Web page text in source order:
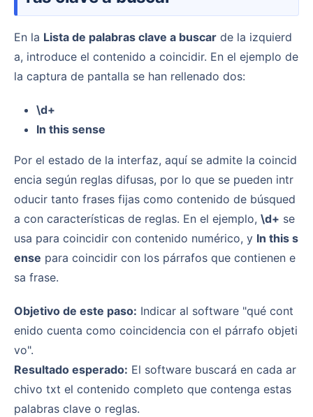
En la Lista de palabras clave a buscar de la izquierd
a, introduce el contenido a coincidir. En el ejemplo de
la captura de pantalla se han rellenado dos:
\d+
In this sense
Por el estado de la interfaz, aquí se admite la coincid
encia según reglas difusas, por lo que se pueden intr
oducir tanto frases fijas como contenido de búsqued
a con características de reglas. En el ejemplo, \d+ se
usa para coincidir con contenido numérico, y In this s
ense para coincidir con los párrafos que contienen e
sa frase.
Objetivo de este paso: Indicar al software "qué cont
enido cuenta como coincidencia con el párrafo objeti
vo".
Resultado esperado: El software buscará en cada ar
chivo txt el contenido completo que contenga estas
palabras clave o reglas.